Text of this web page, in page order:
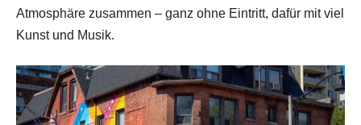
Atmosphäre zusammen – ganz ohne Eintritt, dafür mit viel
Kunst und Musik.